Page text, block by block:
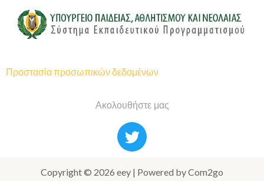
Προστασία προσωπικών δεδομένων
Ακολουθήστε μας
Copyright © 2026 eey | Powered by Com2go